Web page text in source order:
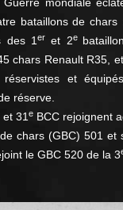
bataillons de chars
des 1 eret 2e
chars Renault R35,
et
réserve.
et 31 e BCC rejoignent
chars (GBC) 501 et
le GBC 520 de la 3